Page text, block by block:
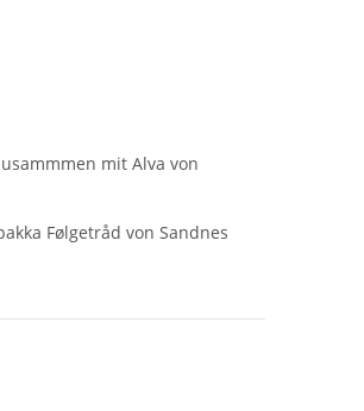
mit Alva von
Følgetråd von Sandnes